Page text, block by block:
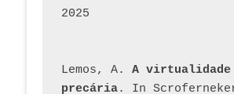
2025
Lemos, A. A virtualidade
precária. In